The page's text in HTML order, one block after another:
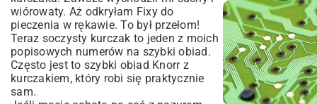
wiórowaty. Aż odkryłam Fixy do
pieczenia w rękawie. To był przełom!
Teraz soczysty kurczak to jeden z moich
popisowych numerów na szybki obiad.
Często jest to szybki obiad Knorr z
kurczakiem, który robi się praktycznie
sam.